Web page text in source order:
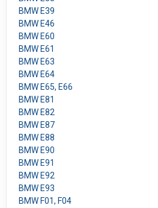
BMW E39
BMW E46
BMW E60
BMW E61
BMW E63
BMW E64
BMW E65, E66
BMW E81
BMW E82
BMW E87
BMW E88
BMW E90
BMW E91
BMW E92
BMW E93
BMW F01, F04